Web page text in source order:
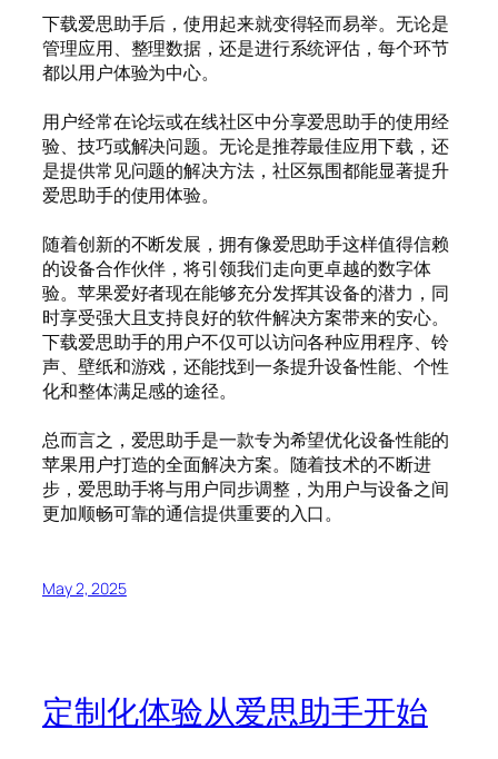
下载爱思助手后，使用起来就变得轻而易举。无论是
管理应用、整理数据，还是进行系统评估，每个环节
都以用户体验为中心。
用户经常在论坛或在线社区中分享爱思助手的使用经
验、技巧或解决问题。无论是推荐最佳应用下载，还
是提供常见问题的解决方法，社区氛围都能显著提升
爱思助手的使用体验。
随着创新的不断发展，拥有像爱思助手这样值得信赖
的设备合作伙伴，将引领我们走向更卓越的数字体
验。苹果爱好者现在能够充分发挥其设备的潜力，同
时享受强大且支持良好的软件解决方案带来的安心。
下载爱思助手的用户不仅可以访问各种应用程序、铃
声、壁纸和游戏，还能找到一条提升设备性能、个性
化和整体满足感的途径。
总而言之，爱思助手是一款专为希望优化设备性能的
苹果用户打造的全面解决方案。随着技术的不断进
步，爱思助手将与用户同步调整，为用户与设备之间
更加顺畅可靠的通信提供重要的入口。
May 2, 2025
定制化体验从爱思助手开始